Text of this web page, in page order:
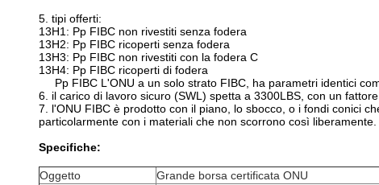
5. tipi offerti:
13H1: Pp FIBC non rivestiti senza fodera
13H2: Pp FIBC ricoperti senza fodera
13H3: Pp FIBC non rivestiti con la fodera C
13H4: Pp FIBC ricoperti di fodera
Pp FIBC L'ONU a un solo strato FIBC, ha parametri identici
6. il carico di lavoro sicuro (SWL) spetta a 3300LBS, con un
7. l'ONU FIBC è prodotto con il piano, lo sbocco, o i fondi conici
particolarmente con i materiali che non scorrono così liberamente.
Specifiche:
Oggetto
Grande borsa certificata ONU